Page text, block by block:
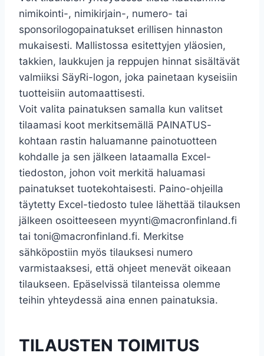
nimikointi-, nimikirjain-, numero- tai
sponsorilogopainatukset erillisen hinnaston
mukaisesti. Mallistossa esitettyjen yläosien,
takkien, laukkujen ja reppujen hinnat sisältävät
valmiiksi SäyRi-logon, joka painetaan kyseisiin
tuotteisiin automaattisesti.
Voit valita painatuksen samalla kun valitset
tilaamasi koot merkitsemällä PAINATUS-
kohtaan rastin haluamanne painotuotteen
kohdalle ja sen jälkeen lataamalla Excel-
tiedoston, johon voit merkitä haluamasi
painatukset tuotekohtaisesti. Paino-ohjeilla
täytetty Excel-tiedosto tulee lähettää tilauksen
jälkeen osoitteeseen myynti@macronfinland.fi
tai toni@macronfinland.fi. Merkitse
sähköpostiin myös tilauksesi numero
varmistaaksesi, että ohjeet menevät oikeaan
tilaukseen. Epäselvissä tilanteissa olemme
teihin yhteydessä aina ennen painatuksia.
TILAUSTEN TOIMITUS